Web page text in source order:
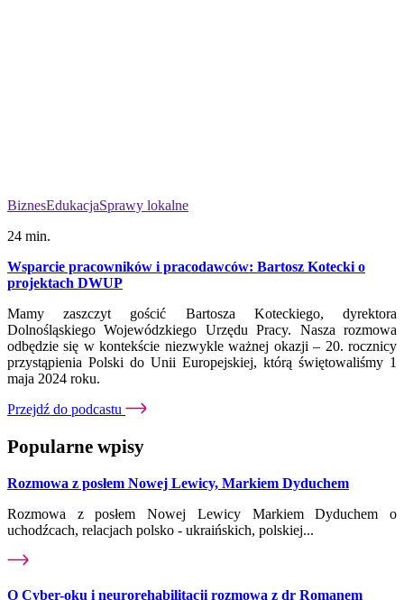
BiznesEdukacjaSprawy lokalne
24 min.
Wsparcie pracowników i pracodawców: Bartosz Kotecki o
projektach DWUP
Mamy zaszczyt gościć Bartosza Koteckiego, dyrektora
Dolnośląskiego Wojewódzkiego Urzędu Pracy. Nasza rozmowa
odbędzie się w kontekście niezwykle ważnej okazji – 20. rocznicy
przystąpienia Polski do Unii Europejskiej, którą świętowaliśmy 1
maja 2024 roku.
Przejdź do podcastu
Popularne wpisy
Rozmowa z posłem Nowej Lewicy, Markiem Dyduchem
Rozmowa z posłem Nowej Lewicy Markiem Dyduchem o
uchodźcach, relacjach polsko - ukraińskich, polskiej...
O Cyber-oku i neurorehabilitacji rozmowa z dr Romanem